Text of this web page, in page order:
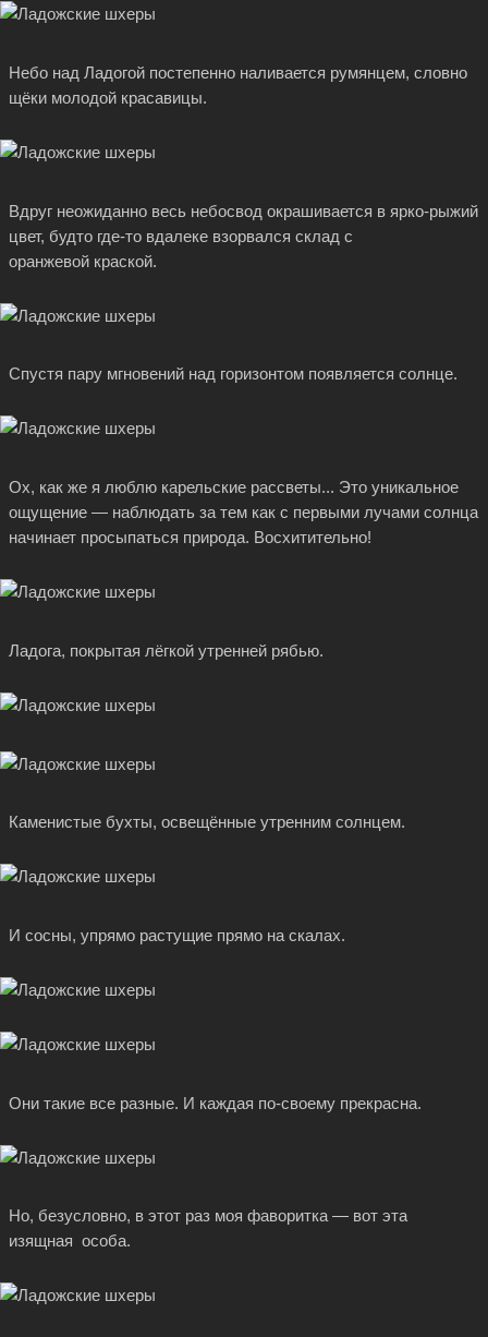
Небо над Ладогой постепенно наливается румянцем, словно
щёки молодой красавицы.
Вдруг неожиданно весь небосвод окрашивается в ярко-рыжий
цвет, будто где-товдалеке взорвался склад с
оранжевой краской.
Спустя пару мгновений над горизонтом появляется солнце.
Ох, как же я люблю карельские рассветы... Это уникальное
ощущение — наблюдать за тем как с первыми лучами солнца
начинает просыпаться природа. Восхитительно!
Ладога, покрытая лёгкой утренней рябью.
Каменистые бухты, освещённые утренним солнцем.
И сосны, упрямо растущие прямо на скалах.
Они такие все разные. И каждая по-своему прекрасна.
Но, безусловно, в этот раз моя фаворитка — вот эта
изящная особа.